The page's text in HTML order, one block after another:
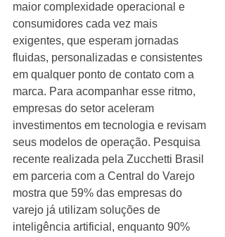
maior complexidade operacional e
consumidores cada vez mais
exigentes, que esperam jornadas
fluidas, personalizadas e consistentes
em qualquer ponto de contato com a
marca. Para acompanhar esse ritmo,
empresas do setor aceleram
investimentos em tecnologia e revisam
seus modelos de operação. Pesquisa
recente realizada pela Zucchetti Brasil
em parceria com a Central do Varejo
mostra que 59% das empresas do
varejo já utilizam soluções de
inteligência artificial, enquanto 90%